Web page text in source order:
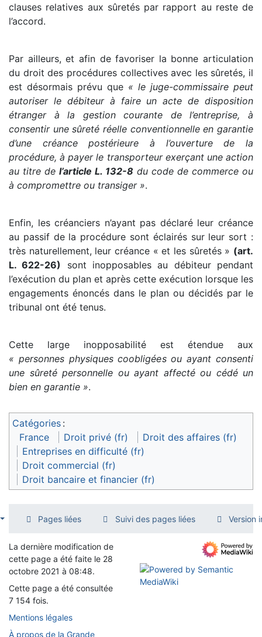
clauses relatives aux sûretés par rapport au reste de
l’accord.
Par ailleurs, et afin de favoriser la bonne articulation
du droit des procédures collectives avec les sûretés, il
est désormais prévu que « le juge-commissaire peut
autoriser le débiteur à faire un acte de disposition
étranger à la gestion courante de l’entreprise, à
consentir une sûreté réelle conventionnelle en garantie
d’une créance postérieure à l’ouverture de la
procédure, à payer le transporteur exerçant une action
au titre de l’article L. 132-8 du code de commerce ou
à compromettre ou transiger ».
Enfin, les créanciers n’ayant pas déclaré leur créance
au passif de la procédure sont éclairés sur leur sort :
très naturellement, leur créance « et les sûretés » (art.
L. 622-26)
sont inopposables au débiteur pendant
l’exécution du plan et après cette exécution lorsque les
engagements énoncés dans le plan ou décidés par le
tribunal ont été tenus.
Cette large inopposabilité est étendue aux
« personnes physiques coobligées ou ayant consenti
une sûreté personnelle ou ayant affecté ou cédé un
bien en garantie ».
Catégories :
France
Droit privé (fr)
Droit des affaires (fr)
Entreprises en difficulté (fr)
Droit commercial (fr)
Droit bancaire et financier (fr)
Pages liées Suivi des pages liées Version
La dernière modification de
cette page a été faite le 28
octobre 2021 à 08:48.
Cette page a été consultée
7 154 fois.
Mentions légales
À propos de la Grande